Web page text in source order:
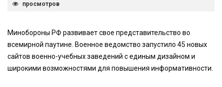
просмотров
Минобороны РФ развивает свое представительство во
всемирной паутине. Военное ведомство запустило 45 новых
сайтов военно-учебных заведений с единым дизайном и
широкими возможностями для повышения информативности.